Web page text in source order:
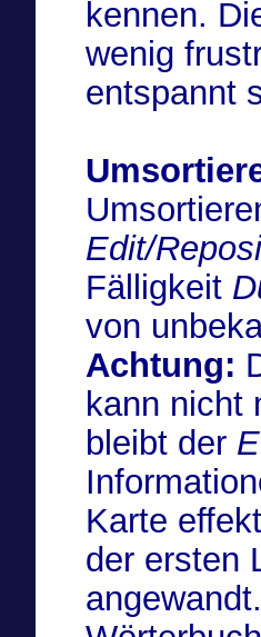
kennen.
wenig
entspannt
Edit/
Fälligkeit
von
Achtung:
kann nicht
bleibt der
Karte
der ersten